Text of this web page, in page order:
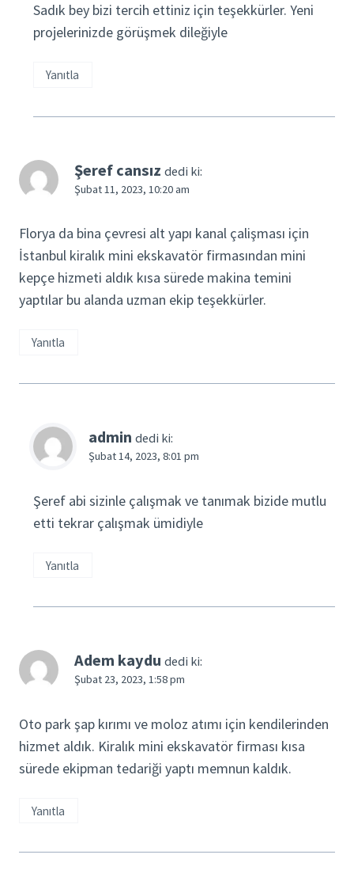
Sadık bey bizi tercih ettiniz için teşekkürler. Yeni
projelerinizde görüşmek dileğiyle
Yanıtla
Şeref cansız dedi ki:
Şubat 11, 2023, 10:20 am
Florya da bina çevresi alt yapı kanal çalişması için
İstanbul kiralık mini ekskavatör firmasından mini
kepçe hizmeti aldık kısa sürede makina temini
yaptılar bu alanda uzman ekip teşekkürler.
Yanıtla
admin dedi ki:
Şubat 14, 2023, 8:01 pm
Şeref abi sizinle çalışmak ve tanımak bizide mutlu
etti tekrar çalışmak ümidiyle
Yanıtla
Adem kaydu dedi ki:
Şubat 23, 2023, 1:58 pm
Oto park şap kırımı ve moloz atımı için kendilerinden
hizmet aldık. Kiralık mini ekskavatör firması kısa
sürede ekipman tedariği yaptı memnun kaldık.
Yanıtla